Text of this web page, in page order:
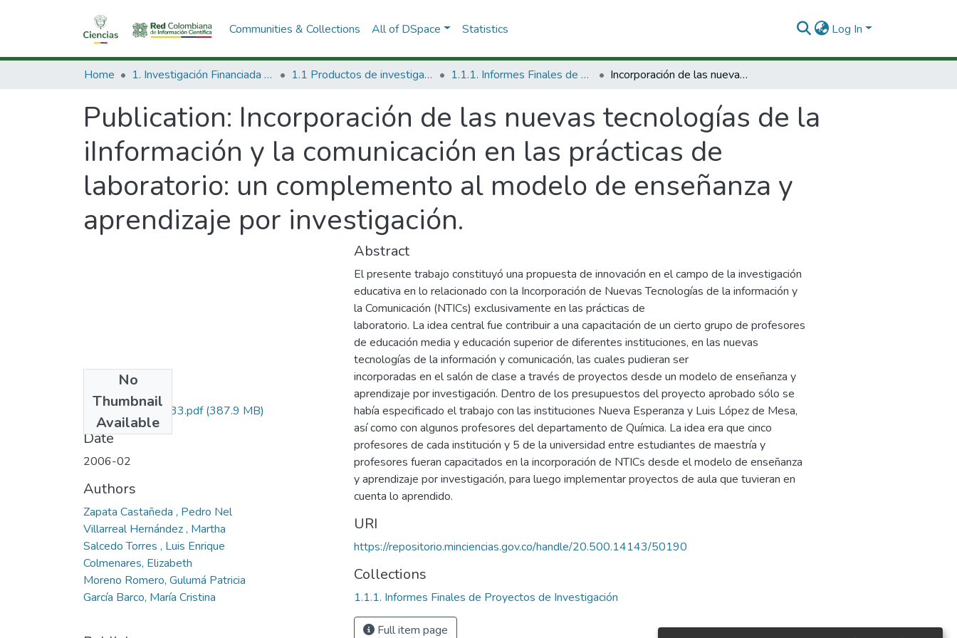
Communities & Collections All of DSpace Statistics Log In
Home 1. Investigación Financiada con Recursos Públicos 1.1 Productos de investigación 1.1.1. Informes Finales de Proyectos de Investigación Incorporación de las nuevas tecnologías de la iInformación y la comunicación en las prácticas de laboratorio: un complemento al modelo de enseñanza y aprendizaje por investigación.
Publication: Incorporación de las nuevas tecnologías de la
iInformación y la comunicación en las prácticas de
laboratorio: un complemento al modelo de enseñanza y
aprendizaje por investigación.
No
Thumbnail
Available
1108-11-14433.pdf(387.9 MB)
Date
2006-02
Authors
Zapata Castañeda , Pedro Nel
Villarreal Hernández , Martha
Salcedo Torres , Luis Enrique
Colmenares, Elizabeth
Moreno Romero, Gulumá Patricia
García Barco, María Cristina
Abstract
El presente trabajo constituyó una propuesta de innovación en el campo de la investigación
educativa en lo relacionado con la Incorporación de Nuevas Tecnologías de la información y
la Comunicación (NTICs) exclusivamente en las prácticas de
laboratorio. La idea central fue contribuir a una capacitación de un cierto grupo de profesores
de educación media y educación superior de diferentes instituciones, en las nuevas
tecnologías de la información y comunicación, las cuales pudieran ser
incorporadas en el salón de clase a través de proyectos desde un modelo de enseñanza y
aprendizaje por investigación. Dentro de los presupuestos del proyecto aprobado sólo se
había especificado el trabajo con las instituciones Nueva Esperanza y Luis López de Mesa,
así como con algunos profesores del departamento de Química. La idea era que cinco
profesores de cada institución y 5 de la universidad entre estudiantes de maestría y
profesores fueran capacitados en la incorporación de NTICs desde el modelo de enseñanza
y aprendizaje por investigación, para luego implementar proyectos de aula que tuvieran en
cuenta lo aprendido.
URI
https://repositorio.minciencias.gov.co/handle/20.500.14143/50190
Collections
1.1.1. Informes Finales de Proyectos de Investigación
Full item page